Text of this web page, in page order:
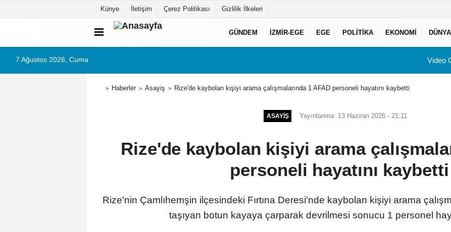
Künye İletişim Çerez Politikası Gizlilik İlkeleri
GÜNDEM İZMIR-EGE EGE POLITIKA EKONOMI DÜNYA
7 Ağustos 2026, Cuma Video
Haberler Asayiş Rize'de kaybolan kişiyi arama çalışmalarında 1 AFAD personeli hayatını kaybetti
ASAYIŞ Yayınlanma: 13 Haziran 2026 - 21:11
Rize'de kaybolan kişiyi arama
personeli hayatını kaybetti
Rize'nin Çamlıhemşin ilçesindeki Fırtına Deresi'nde kaybolan kişiyi arama
taşıyan botun kayaya çarparak devrilmesi sonucu 1 personel